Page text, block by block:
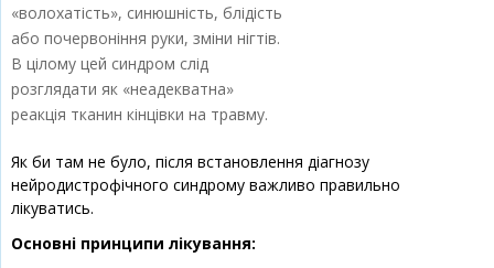
«волохатість», синюшність, блідість
або почервоніння руки, зміни нігтів.
В цілому цей синдром слід
розглядати як «неадекватна»
реакція тканин кінцівки на травму.
Як би там не було, після встановлення діагнозу
нейродистрофічного синдрому важливо правильно
лікуватись.
Основні принципи лікування: